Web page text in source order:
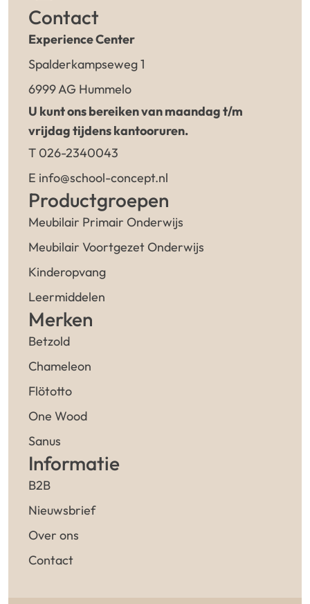
Contact
Experience Center
Spalderkampseweg 1
6999 AG Hummelo
U kunt ons bereiken van maandag t/m
vrijdag tijdens kantooruren.
T 026-2340043
E info@school-concept.nl
Productgroepen
Meubilair Primair Onderwijs
Meubilair Voortgezet Onderwijs
Kinderopvang
Leermiddelen
Merken
Betzold
Chameleon
Flötotto
One Wood
Sanus
Informatie
B2B
Nieuwsbrief
Over ons
Contact